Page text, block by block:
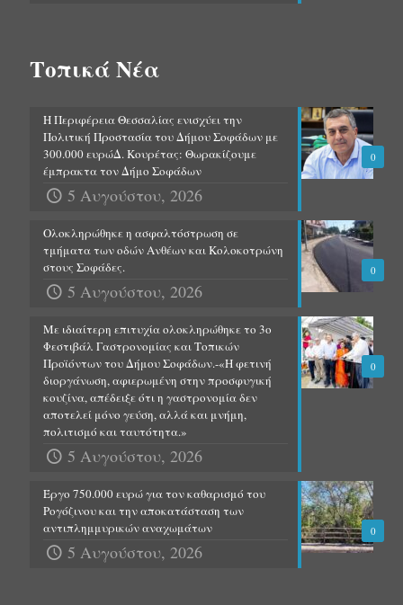
Τοπικά Νέα
0
Η Περιφέρεια Θεσσαλίας ενισχύει την
Πολιτική Προστασία του Δήμου Σοφάδων με
300.000 ευρώΔ. Κουρέτας: Θωρακίζουμε
έμπρακτα τον Δήμο Σοφάδων
5 Αυγούστου, 2026
0
Ολοκληρώθηκε η ασφαλτόστρωση σε
τμήματα των οδών Ανθέων και Κολοκοτρώνη
στους Σοφάδες.
5 Αυγούστου, 2026
0
Με ιδιαίτερη επιτυχία ολοκληρώθηκε το 3ο
Φεστιβάλ Γαστρονομίας και Τοπικών
Προϊόντων του Δήμου Σοφάδων.-«Η φετινή
διοργάνωση, αφιερωμένη στην προσφυγική
κουζίνα, απέδειξε ότι η γαστρονομία δεν
αποτελεί μόνο γεύση, αλλά και μνήμη,
πολιτισμό και ταυτότητα.»
5 Αυγούστου, 2026
0
Έργο 750.000 ευρώ για τον καθαρισμό του
Ρογόζινου και την αποκατάσταση των
αντιπλημμυρικών αναχωμάτων
5 Αυγούστου, 2026